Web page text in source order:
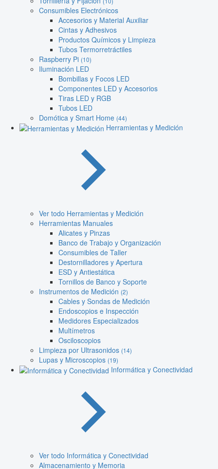
Consumibles Electrónicos
Accesorios y Material Auxiliar
Cintas y Adhesivos
Productos Químicos y Limpieza
Tubos Termorretráctiles
Raspberry Pi (10)
Iluminación LED
Bombillas y Focos LED
Componentes LED y Accesorios
Tiras LED y RGB
Tubos LED
Domótica y Smart Home (44)
Herramientas y Medición
Ver todo Herramientas y Medición
Herramientas Manuales
Alicates y Pinzas
Banco de Trabajo y Organización
Consumibles de Taller
Destornilladores y Apertura
ESD y Antiestática
Tornillos de Banco y Soporte
Instrumentos de Medición (2)
Cables y Sondas de Medición
Endoscopios e Inspección
Medidores Especializados
Multímetros
Osciloscopios
Limpieza por Ultrasonidos (14)
Lupas y Microscopios (19)
Informática y Conectividad
Ver todo Informática y Conectividad
Almacenamiento y Memoria